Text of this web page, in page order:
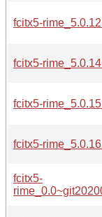
fcitx5-
fcitx5-
fcitx5-
fcitx5-
fcitx5-